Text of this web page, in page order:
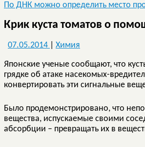
По ДНК можно определить место
Крик куста томатов о
07.05.2014 Химия
Японские ученые сообщают, что
грядке об атаке насекомых-
конвертировать эти сигнальные
Было продемонстрировано, что
вещества, испускаемые своими
абсорбции – превращать их в